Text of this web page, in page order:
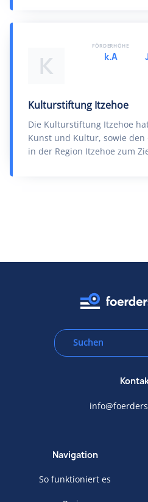
K
Kulturstiftung Itzehoe
Die Kulturstiftung Itzehoe
Kunst und Kultur, sowie
in der Region Itzehoe zum
FÖRDERHÖHE
k.A
Navigation
So funktioniert es